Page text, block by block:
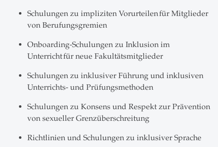
Schulungen zu impliziten Vorurteilen für Mitglieder
von Berufungsgremien
Onboarding-Schulungen zu Inklusion im
Unterricht für neue Fakultätsmitglieder
Schulungen zu inklusiver Führung und inklusiven
Unterrichts- und Prüfungsmethoden
Schulungen zu Konsens und Respekt zur Prävention
von sexueller Grenzüberschreitung
Richtlinien und Schulungen zu inklusiver Sprache